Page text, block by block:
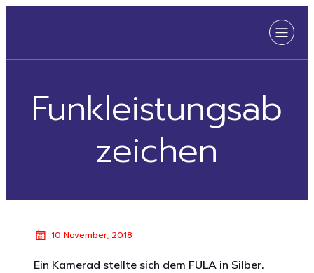
Funkleistungsab
zeichen
10 November, 2018
Ein Kamerad stellte sich dem FULA in Silber.